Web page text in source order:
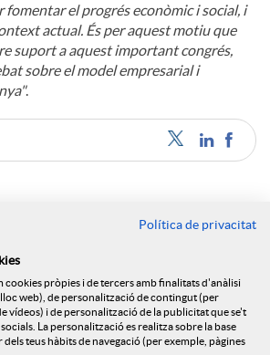
fomentar el progrés econòmic i social, i
actual. És per aquest motiu que
suport a aquest important congrés,
sobre el model empresarial i
.
relacionades
reforça el seu compromís amb
amb la seva incorporació al Grup
Política de privacitat
cookies pròpies i de tercers amb finalitats d'anàlisi
web), de personalització de contingut (per
vídeos) i de personalització de la publicitat que se't
La personalització es realitza sobre la base
teus hàbits de navegació (per exemple, pàgines